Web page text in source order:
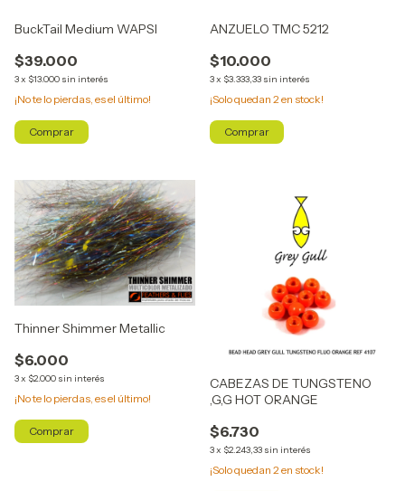
BuckTail Medium WAPSI
$39.000
3x $13.000 sin interés
¡No te lo pierdas, es el último!
Comprar
ANZUELO TMC 5212
$10.000
3x $3.333,33 sin interés
¡Solo quedan 2 en stock!
Comprar
Thinner Shimmer Metallic
$6.000
3x $2.000 sin interés
¡No te lo pierdas, es el último!
Comprar
CABEZAS DE TUNGSTENO
,G,G HOT ORANGE
$6.730
3x $2.243,33 sin interés
¡Solo quedan 2 en stock!